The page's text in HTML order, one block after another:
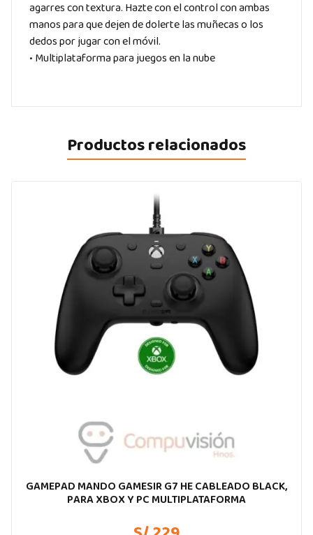
agarres con textura. Hazte con el control con ambas
manos para que dejen de dolerte las muñecas o los
dedos por jugar con el móvil.
• Multiplataforma para juegos en la nube
Productos relacionados
GAMEPAD MANDO GAMESIR G7 HE CABLEADO BLACK,
PARA XBOX Y PC MULTIPLATAFORMA